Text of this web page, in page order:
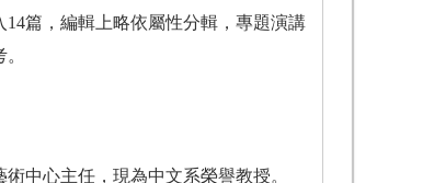
篇，編輯上略依屬性分輯，專題演講
中心主任，現為中文系榮譽教授。